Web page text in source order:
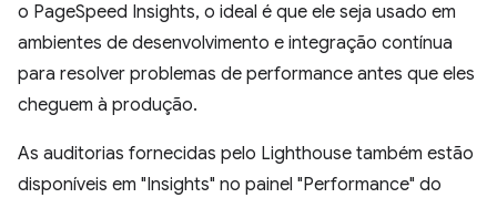
o PageSpeed Insights, o ideal é que ele seja usado em
ambientes de desenvolvimento e integração contínua
para resolver problemas de performance antes que eles
cheguem à produção.
As auditorias fornecidas pelo Lighthouse também estão
disponíveis em "Insights" no painel "Performance" do